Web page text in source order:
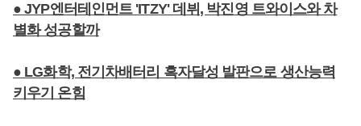
● JYP엔터테인먼트 'ITZY' 데뷔, 박진영 트와이스와 차
별화 성공할까
● LG화학, 전기차배터리 흑자달성 발판으로 생산능력
키우기 온힘